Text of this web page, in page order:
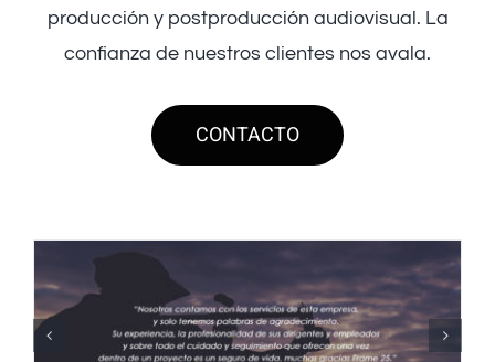
producción y postproducción audiovisual. La
confianza de nuestros clientes nos avala.
CONTACTO